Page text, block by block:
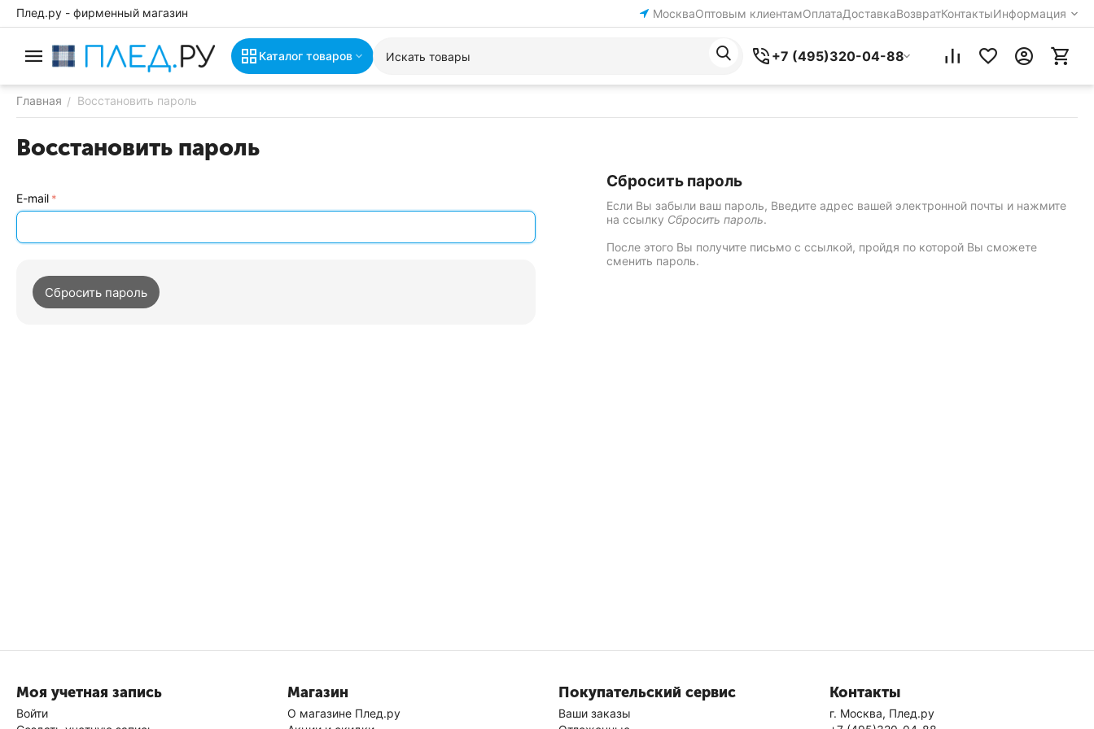
Плед.ру - фирменный магазин МоскваОптовым клиентамОплатаДоставкаВозвратКонтактыИнформация
Каталог товаров +7 (495)320-04-88
Главная / Восстановить пароль
Восстановить пароль
E-mail
Сбросить пароль
Сбросить пароль
Если Вы забыли ваш пароль, Введите адрес вашей электронной почты и нажмите
на ссылку Сбросить пароль.
После этого Вы получите письмо с ссылкой, пройдя по которой Вы сможете
сменить пароль.
Моя учетная запись
Войти
Магазин
О магазине Плед.ру
Покупательский сервис
Ваши заказы
Контакты
г. Москва, Плед.ру